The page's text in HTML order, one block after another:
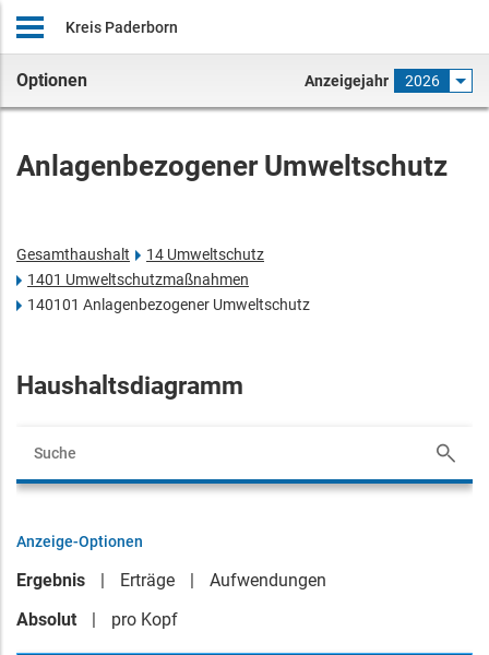
Kreis Paderborn
Optionen Anzeigejahr 2026
Anlagenbezogener Umweltschutz
Gesamthaushalt
14 Umweltschutz
1401 Umweltschutzmaßnahmen
140101 Anlagenbezogener Umweltschutz
Haushaltsdiagramm
Anzeige-Optionen
Ergebnis Erträge
Aufwendungen
Absolut
pro Kopf